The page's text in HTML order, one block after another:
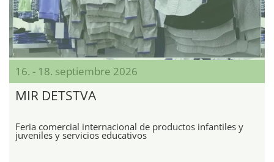
16. - 18. septiembre 2026
MIR DETSTVA
Feria comercial internacional de productos infantiles y
juveniles y servicios educativos